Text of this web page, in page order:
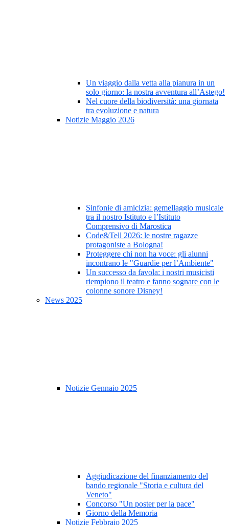
Un viaggio dalla vetta alla pianura in un
solo giorno: la nostra avventura all’Astego!
Nel cuore della biodiversità: una giornata
tra evoluzione e natura
Notizie Maggio 2026
Sinfonie di amicizia: gemellaggio musicale
tra il nostro Istituto e l’Istituto
Comprensivo di Marostica
Code&Tell 2026: le nostre ragazze
protagoniste a Bologna!
Proteggere chi non ha voce: gli alunni
incontrano le "Guardie per l’Ambiente"
Un successo da favola: i nostri musicisti
riempiono il teatro e fanno sognare con le
colonne sonore Disney!
News 2025
Notizie Gennaio 2025
Aggiudicazione del finanziamento del
bando regionale "Storia e cultura del
Veneto"
Concorso "Un poster per la pace"
Giorno della Memoria
Notizie Febbraio 2025